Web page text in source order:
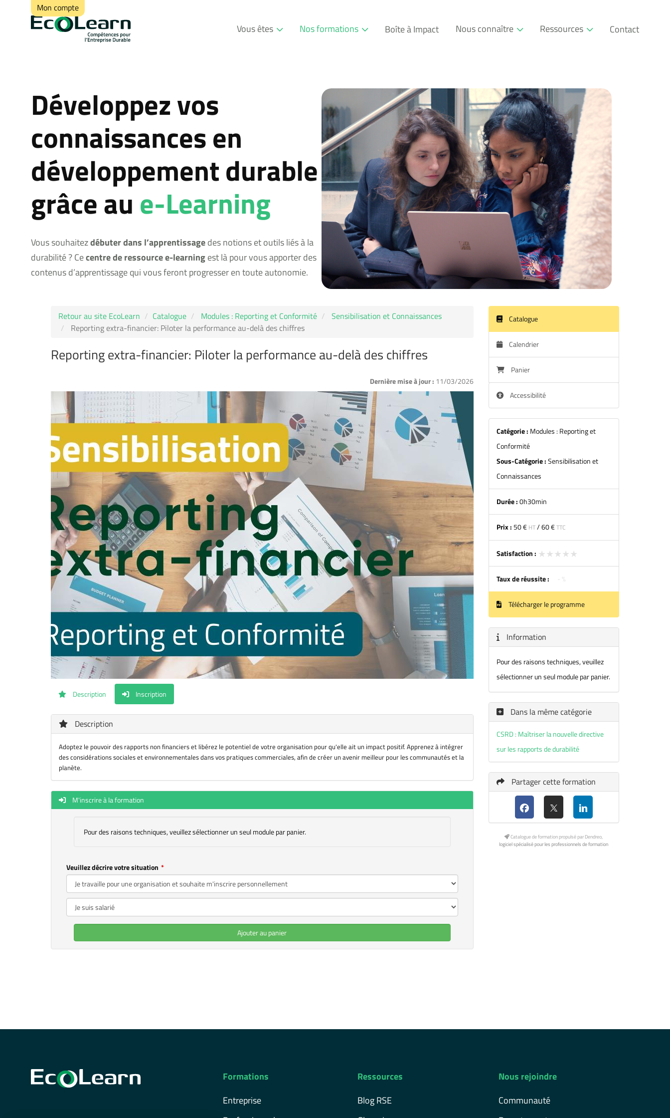
Vous êtes Nos formations Boîte à Impact Nous connaître
L’approche pédagogique
Nos partenaires
Ressources
Blog RSE
Téléchargeables
Communauté
Contact
Développez vos
connaissances en
développement durable
grâce au e-Learning
Vous souhaitezdébuter dans l’apprentissagedes notions et outils liés à la
durabilité ? Cecentre de ressource e-learningest là pour vous apporter des
contenus d’apprentissage qui vous feront progresser en toute autonomie.
Retour au site EcoLearn Catalogue Modules : Reporting et Conformité
Sensibilisation et Connaissances
Reporting extra-financier: Piloter la performance au-delà des chiffres
Reporting extra-financier: Piloter la performance au-delà des chiffres
Dernière mise à jour : 11/03/2026
Description Inscription
Description
Adoptez le pouvoir des rapports non financiers et libérez le potentiel de votre organisation pour qu'elle ait un impact positif. Apprenez à intégrer
des considérations sociales et environnementales dans vos pratiques commerciales, afin de créer un avenir meilleur pour les communautés et la
planète.
M'inscrire à la formation
Pour des raisons techniques, veuillez sélectionner un seul module par panier.
Veuillez décrire votre situation
Ajouter au panier
Catalogue
Calendrier
Panier
Accessibilité
Catégorie : Modules : Reporting et
Conformité
Sous-Catégorie :Sensibilisation et
Connaissances
Durée :0h30min
Prix : 50 € HT/60 €TTC
Satisfaction : ★★★★★
★★★★★
Taux de réussite :
Télécharger le programme
Information
Pour des raisons techniques, veuillez
sélectionner un seul module par panier.
Dans la même catégorie
CSRD : Maîtriser la nouvelle directive
sur les rapports de durabilité
Partager cette formation
Catalogue de formation propulsé par Dendreo,
logiciel spécialisé pour les professionnels de formation
Formations
Entreprise
Ressources
Blog RSE
Nous rejoindre
Communauté
Mon compte